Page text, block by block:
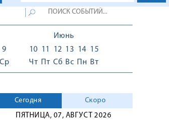
9
Ср
Июнь
10
Чт
11
Пт
12
Сб
13
Вс
14
Пн
15
Вт
Сегодня
Скоро
ПЯТНИЦА, 07, АВГУСТ 2026